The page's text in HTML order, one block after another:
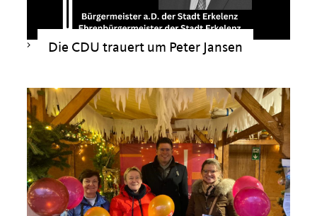
Die CDU trauert um Peter Jansen
>